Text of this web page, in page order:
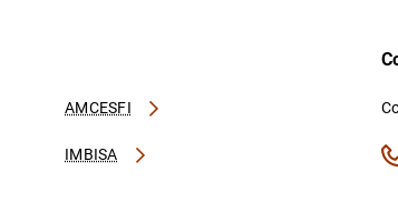
AMCESFI
IMBISA